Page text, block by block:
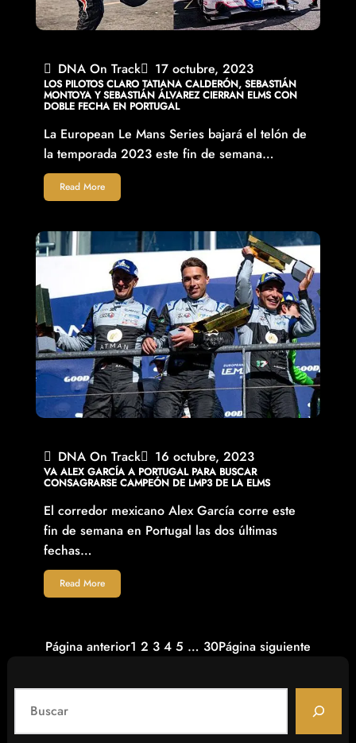
DNA On Track 17 octubre, 2023
LOS PILOTOS CLARO TATIANA CALDERÓN, SEBASTIÁN
MONTOYA Y SEBASTIÁN ÁLVAREZ CIERRAN ELMS CON
DOBLE FECHA EN PORTUGAL
La European Le Mans Series bajará el telón de
la temporada 2023 este fin de semana…
Read More
DNA On Track 16 octubre, 2023
VA ALEX GARCÍA A PORTUGAL PARA BUSCAR
CONSAGRARSE CAMPEÓN DE LMP3 DE LA ELMS
El corredor mexicano Alex García corre este
fin de semana en Portugal las dos últimas
fechas…
Read More
Página anterior1 2 3 4 5 … 30Página siguiente
a